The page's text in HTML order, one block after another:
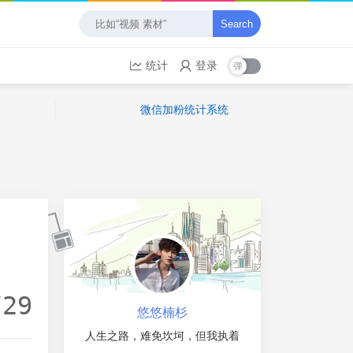
Search
统计 登录
微信加粉统计系统
悠悠楠杉
人生之路，难免坎坷，但我执着